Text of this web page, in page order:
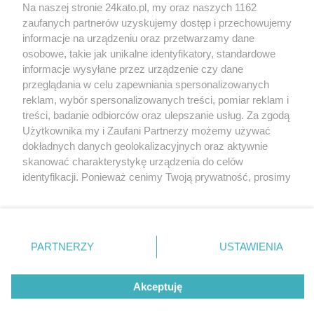
Wróć do strony głównej
ślązag.pl
0%
Na naszej stronie 24kato.pl, my oraz naszych 1162
zaufanych partnerów uzyskujemy dostęp i przechowujemy
informacje na urządzeniu oraz przetwarzamy dane
osobowe, takie jak unikalne identyfikatory, standardowe
informacje wysyłane przez urządzenie czy dane
przeglądania w celu zapewniania spersonalizowanych
reklam, wybór spersonalizowanych treści, pomiar reklam i
treści, badanie odbiorców oraz ulepszanie usług. Za zgodą
Użytkownika my i Zaufani Partnerzy możemy używać
dokładnych danych geolokalizacyjnych oraz aktywnie
skanować charakterystykę urządzenia do celów
identyfikacji. Ponieważ cenimy Twoją prywatność, prosimy
prywatności znajdujący się w lewym dolnym rogu strony
. Niektóre rodzaje przetwarzania danych nie wymagają
zgody użytkownika, ale masz prawo sprzeciwić się
takiemu przetwarzaniu. Preferencje będą miały
zastosowania tylko na tej witrynie.
PARTNERZY USTAWIENIA
Akceptuję